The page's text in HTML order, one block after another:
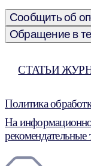
Сообщить об
Обращение в
СТАТЬИ
Политика
На
рекомендательные